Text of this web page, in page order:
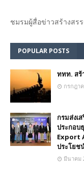
ชมรม​ผู้สื่อข่าวสร้างสร
POPULAR POSTS
ททท. สร้
กรกฎา
กรมส่งเ
ประกอบ
Export
ประโยช
มีนาคม